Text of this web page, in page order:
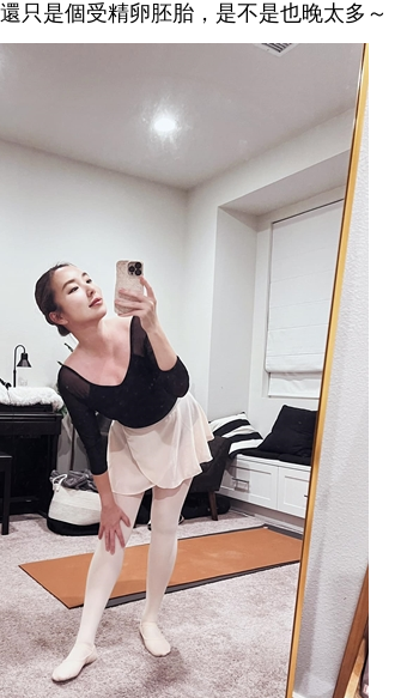
只是個受精卵胚胎，是不是也晚太多～